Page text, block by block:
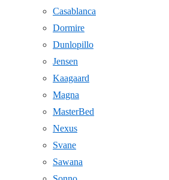
Casablanca
Dormire
Dunlopillo
Jensen
Kaagaard
Magna
MasterBed
Nexus
Svane
Sawana